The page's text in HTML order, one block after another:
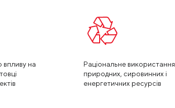
впливу на
Раціональне використання
природних, сировинних і
енергетичних ресурсів